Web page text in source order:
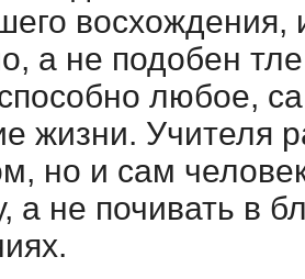
восхождения,
а не подобен
любое,
жизни. Учителя
но и сам
не почивать в